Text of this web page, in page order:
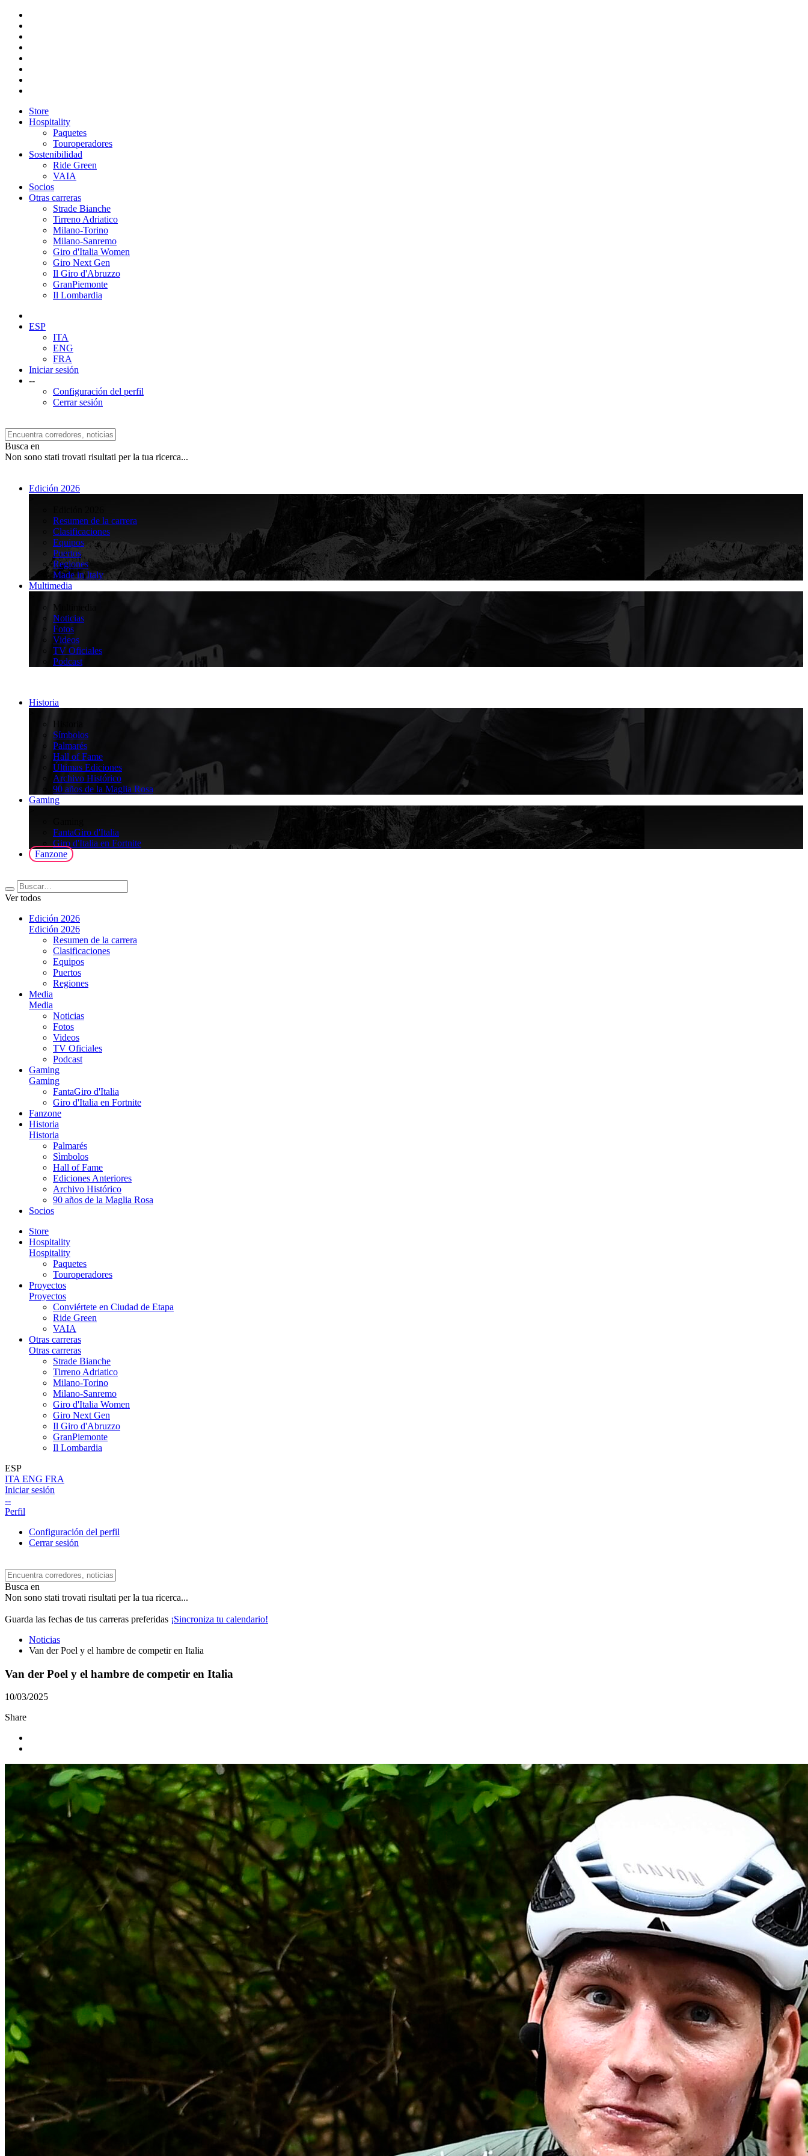
Store
Hospitality
Paquetes
Touroperadores
Sostenibilidad
Ride Green
VAIA
Socios
Otras carreras
Strade Bianche
Tirreno Adriatico
Milano-Torino
Milano-Sanremo
Giro d'Italia Women
Giro Next Gen
Il Giro d'Abruzzo
GranPiemonte
Il Lombardia
ESP
ITA
ENG
FRA
Iniciar sesión
--
Configuración del perfil
Cerrar sesión
Busca en
Non sono stati trovati risultati per la tua ricerca...
Edición 2026
Resumen de la carrera
Clasificaciones
Equipos
Puertos
Regiones
Made in Italy
Multimedia
Multimedia
Noticias
Fotos
Videos
TV Oficiales
Podcast
Historia
Historia
Símbolos
Palmarés
Hall of Fame
Últimas Ediciones
Archivo Histórico
90 años de la Maglia Rosa
Gaming
FantaGiro d'Italia
Giro d'Italia en Fortnite
Fanzone
Ver todos
Edición 2026
Edición 2026
Resumen de la carrera
Clasificaciones
Equipos
Puertos
Regiones
Media
Media
Noticias
Fotos
Videos
TV Oficiales
Podcast
Gaming
Gaming
FantaGiro d'Italia
Giro d'Italia en Fortnite
Fanzone
Historia
Historia
Palmarés
Sìmbolos
Hall of Fame
Ediciones Anteriores
Archivo Histórico
90 años de la Maglia Rosa
Socios
Store
Hospitality
Hospitality
Paquetes
Touroperadores
Proyectos
Proyectos
Conviértete en Ciudad de Etapa
Ride Green
VAIA
Otras carreras
Otras carreras
Strade Bianche
Tirreno Adriatico
Milano-Torino
Milano-Sanremo
Giro d'Italia Women
Giro Next Gen
Il Giro d'Abruzzo
GranPiemonte
Il Lombardia
ESP
ITA ENG FRA
Iniciar sesión
--
Perfil
Configuración del perfil
Cerrar sesión
Busca en
Non sono stati trovati risultati per la tua ricerca...
Guarda las fechas de tus carreras preferidas ¡Sincroniza tu calendario!
Noticias
Van der Poel y el hambre de competir en Italia
Van der Poel y el hambre de competir en Italia
10/03/2025
Share